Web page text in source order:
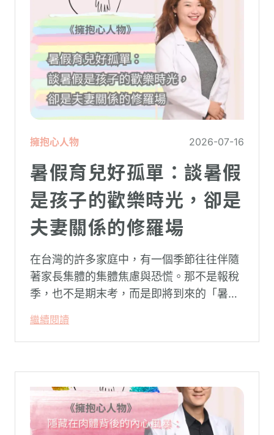
擁抱心人物 2026-07-16
暑假育兒好孤單：談暑假
是孩子的歡樂時光，卻是
夫妻關係的修羅場
在台灣的許多家庭中，有一個季節往往伴隨
著家長集體的集體焦慮與恐慌。那不是報稅
季，也不是期末考，而是即將到來的「暑
家庭，原本由學校與安親班代勞的照顧責
任，瞬間全數倒回家庭系統之內。對許多父
繼續閱讀